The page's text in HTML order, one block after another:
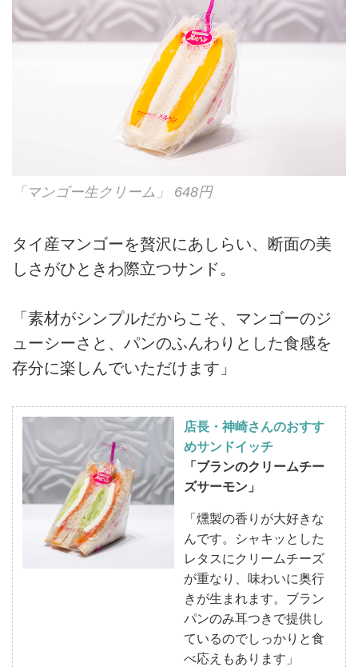
「マンゴー生クリーム」 648円
タイ産マンゴーを贅沢にあしらい、断面の美
しさがひときわ際立つサンド。
「素材がシンプルだからこそ、マンゴーのジ
ューシーさと、パンのふんわりとした食感を
存分に楽しんでいただけます」
店長・神崎さんのおすす
めサンドイッチ
「ブランのクリームチー
ズサーモン」
「燻製の香りが大好きな
んです。シャキッとした
レタスにクリームチーズ
が重なり、味わいに奥行
きが生まれます。ブラン
パンのみ耳つきで提供し
ているのでしっかりと食
べ応えもあります」